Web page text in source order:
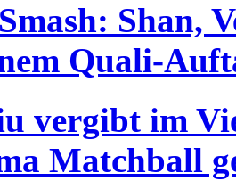
Shan,
Quali-
vergibt im
Matchball